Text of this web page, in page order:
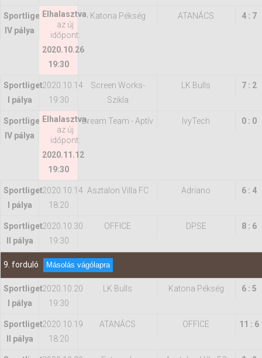
Sportliget
IV pálya
Elhalasztva
az új
időpont:
2020.10.26
19:30
Katona Pékség ATANÁCS 4 : 7
Sportliget
I pálya
2020.10.14
19:30
Screen Works-
Szikla
LK Bulls 7 : 2
Sportliget
IV pálya
Elhalasztva,
az új
időpont:
2020.11.12
19:30
Dream Team - Aptív IvyTech 0 : 0
Sportliget
I pálya
2020.10.14
18:20
Asztalon Villa FC Adriano 6 : 4
Sportliget
II pálya
2020.10.30
19:30
OFFICE DPSE 8 : 6
9. forduló Másolás vágólapra
Sportliget
I pálya
2020.10.20
19:30
LK Bulls Katona Pékség 6 : 5
Sportliget
II pálya
2020.10.19
18:20
ATANÁCS OFFICE 11 : 6